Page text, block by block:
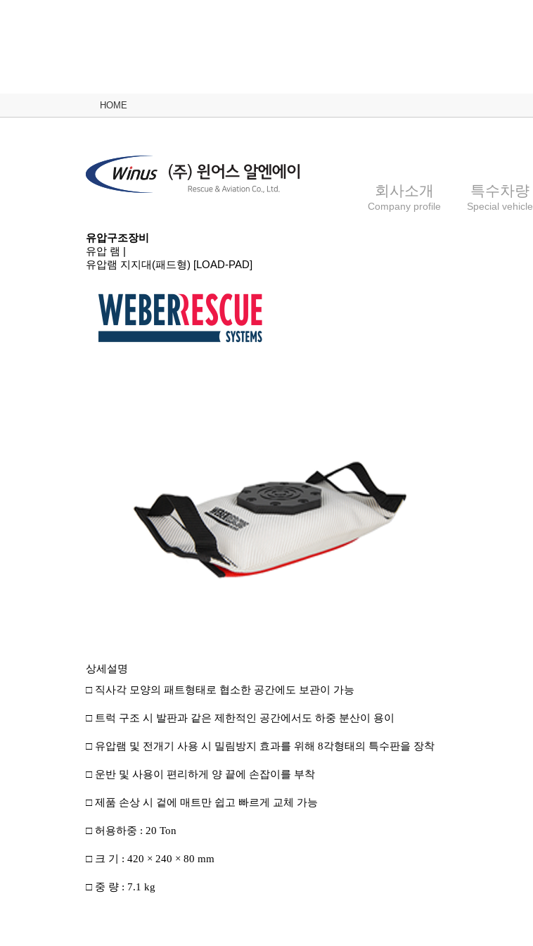
HOME
회사소개
Company profile
특수차량
Special vehicle
유압구조장비
유압 램 |
유압램 지지대(패드형) [LOAD-PAD]
상세설명
□ 직사각 모양의 패트형태로 협소한 공간에도 보관이 가능
□ 트럭 구조 시 발판과 같은 제한적인 공간에서도 하중 분산이 용이
□ 유압램 및 전개기 사용 시 밀림방지 효과를 위해 8각형태의 특수판을 장착
□ 운반 및 사용이 편리하게 양 끝에 손잡이를 부착
□ 제품 손상 시 겉에 매트만 쉽고 빠르게 교체 가능
□ 허용하중 : 20 Ton
□ 크 기 : 420 × 240 × 80 mm
□ 중 량 : 7.1 kg